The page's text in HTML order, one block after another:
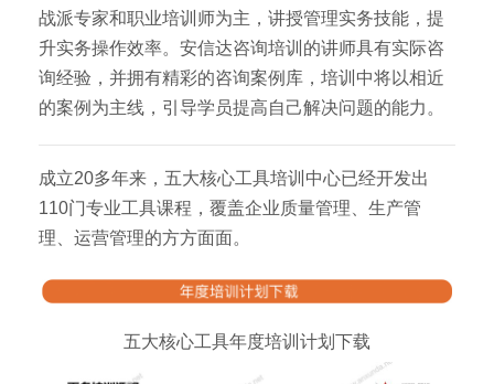
战派专家和职业培训师为主，讲授管理实务技能，提
升实务操作效率。安信达咨询培训的讲师具有实际咨
询经验，并拥有精彩的咨询案例库，培训中将以相近
的案例为主线，引导学员提高自己解决问题的能力。
成立20多年来，五大核心工具培训中心已经开发出
110门专业工具课程，覆盖企业质量管理、生产管
理、运营管理的方方面面。
五大核心工具年度培训计划下载